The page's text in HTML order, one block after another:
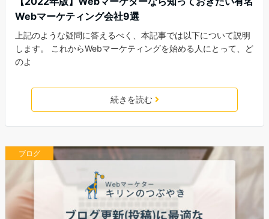
Webマーケティング会社9選
上記のような疑問に答えるべく、本記事では以下について説明
します。 これからWebマーケティングを始める人にとって、ど
のよ
続きを読む
ブログ